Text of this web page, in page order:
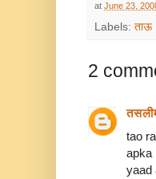
at June 23,
Labels: ताऊ
2
tao
apka
yaad